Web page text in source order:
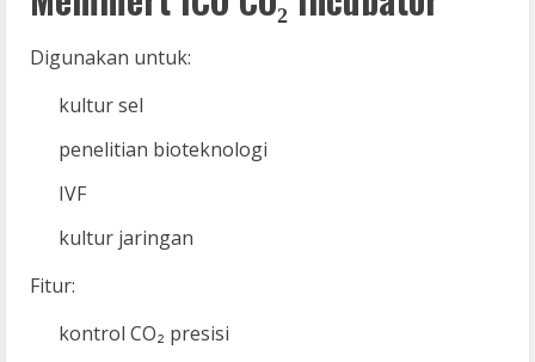
Digunakan untuk:
kultur sel
penelitian bioteknologi
IVF
kultur jaringan
Fitur:
kontrol CO₂ presisi